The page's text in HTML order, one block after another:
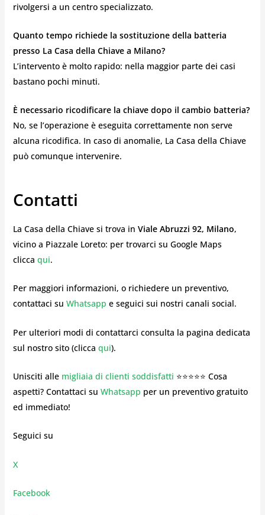
rivolgersi a un centro specializzato.
Quanto tempo richiede la sostituzione della batteria
presso La Casa della Chiave a Milano?
L’intervento è molto rapido: nella maggior parte dei casi
bastano pochi minuti.
È necessario ricodificare la chiave dopo il cambio batteria?
No, se l’operazione è eseguita correttamente non serve
alcuna ricodifica. In caso di anomalie, La Casa della Chiave
può comunque intervenire.
Contatti
La Casa della Chiave si trova in Viale Abruzzi 92, Milano,
vicino a Piazzale Loreto: per trovarci su Google Maps
clicca qui.
Per maggiori informazioni, o richiedere un preventivo,
contattaci su Whatsapp e seguici sui nostri canali social.
Per ulteriori modi di contattarci consulta la pagina dedicata
sul nostro sito (clicca qui).
Unisciti alle migliaia di clienti soddisfatti ⭐⭐⭐⭐⭐ Cosa
aspetti? Contattaci su Whatsapp per un preventivo gratuito
ed immediato!
Seguici su
X
Facebook